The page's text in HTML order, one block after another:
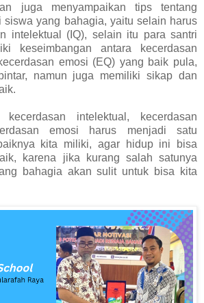
juga menyampaikan tips tentang
siswa yang bahagia, yaitu selain harus
intelektual (IQ), selain itu para santri
keseimbangan antara kecerdasan
emosi (EQ) yang baik pula,
namun juga memiliki sikap dan
kecerdasan intelektual, kecerdasan
emosi harus menjadi satu
kita miliki, agar hidup ini bisa
karena jika kurang salah satunya
bahagia akan sulit untuk bisa kita